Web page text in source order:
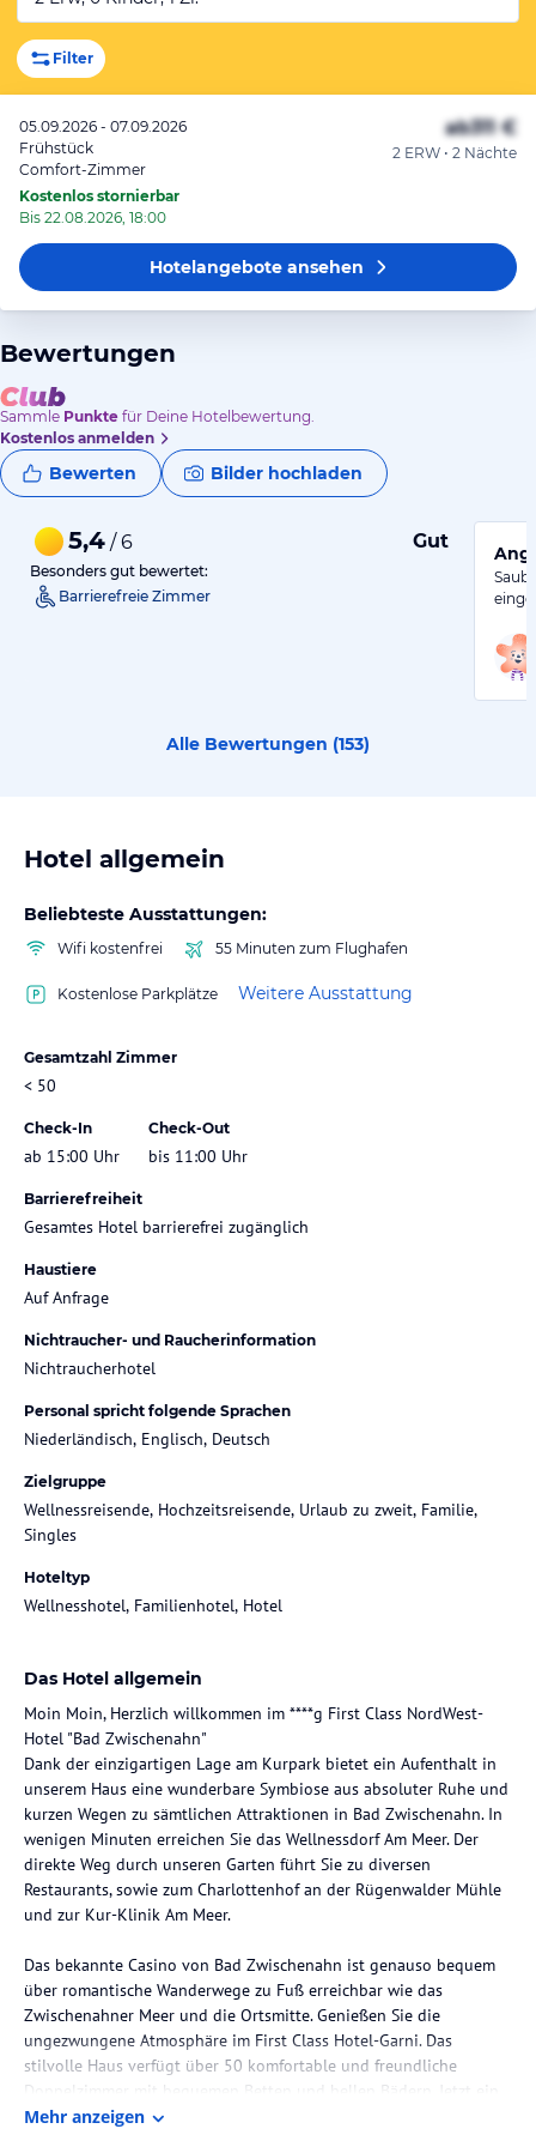
Filter
05.09.2026 - 07.09.2026
Frühstück
Comfort-Zimmer
Kostenlos stornierbar
Bis 22.08.2026, 18:00
ab311 €
2 ERW • 2 Nächte
Hotelangeboteansehen
Bewertungen
Sammle Punkte für Deine Hotelbewertung.
Kostenlos anmelden
Bewerten Bilder hochladen
5,4 / 6 Gut
Besonders gut bewertet:
Barrierefreie Zimmer
Alle Bewertungen (153)
Hotel allgemein
Beliebteste Ausstattungen:
Wifi kostenfrei 55 Minuten zum Flughafen
Kostenlose Parkplätze Weitere Ausstattung
Gesamtzahl Zimmer
< 50
Check-In
ab 15:00 Uhr
Check-Out
bis 11:00 Uhr
Barrierefreiheit
Gesamtes Hotel barrierefrei zugänglich
Haustiere
Auf Anfrage
Nichtraucher- und Raucherinformation
Nichtraucherhotel
Personal spricht folgende Sprachen
Niederländisch, Englisch, Deutsch
Zielgruppe
Wellnessreisende, Hochzeitsreisende, Urlaub zu zweit, Familie,
Singles
Hoteltyp
Wellnesshotel, Familienhotel, Hotel
Das Hotel allgemein
Moin Moin, Herzlich willkommen im ****g First Class NordWest-
Hotel "Bad Zwischenahn"
Dank der einzigartigen Lage am Kurpark bietet ein Aufenthalt in
unserem Haus eine wunderbare Symbiose aus absoluter Ruhe und
kurzen Wegen zu sämtlichen Attraktionen in Bad Zwischenahn. In
wenigen Minuten erreichen Sie das Wellnessdorf Am Meer. Der
direkte Weg durch unseren Garten führt Sie zu diversen
Restaurants, sowie zum Charlottenhof an der Rügenwalder Mühle
und zur Kur-Klinik Am Meer.
Das bekannte Casino von Bad Zwischenahn ist genauso bequem
über romantische Wanderwege zu Fuß erreichbar wie das
Zwischenahner Meer und die Ortsmitte. Genießen Sie die
ungezwungene Atmosphäre im First Class Hotel-Garni. Das
stilvolle Haus verfügt über 50 komfortable und freundliche
Doppelzimmer mit bequemen Betten und hellen Bädern. Jetzt ein
passendes Zimmer buchen und einfach alle Annehmlichkeiten und
Mehr anzeigen